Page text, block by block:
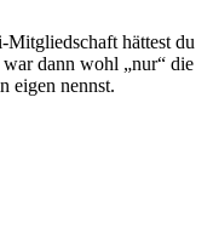
Mitgliedschaft hättest du
dann wohl „nur“ die
eigen nennst.